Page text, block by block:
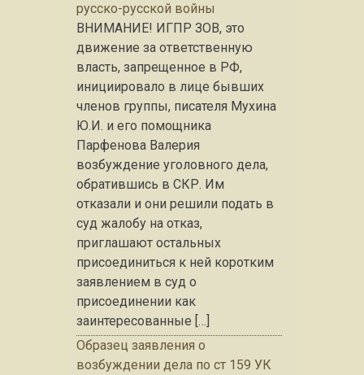
русско-русской войны
ВНИМАНИЕ! ИГПР ЗОВ, это
движение за ответственную
власть, запрещенное в РФ,
инициировало в лице бывших
членов группы, писателя Мухина
Ю.И. и его помощника
Парфенова Валерия
возбуждение уголовного дела,
обратившись в СКР. Им
отказали и они решили подать в
суд жалобу на отказ,
приглашают остальных
присоединиться к ней коротким
заявлением в суд о
присоединении как
заинтересованные […]
Образец заявления о
возбуждении дела по ст 159 УК